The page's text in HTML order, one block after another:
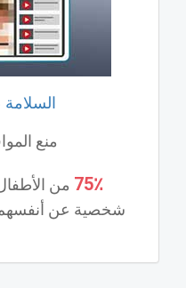
السلامة
منع
75٪ من
شخصية عن أنفسهم